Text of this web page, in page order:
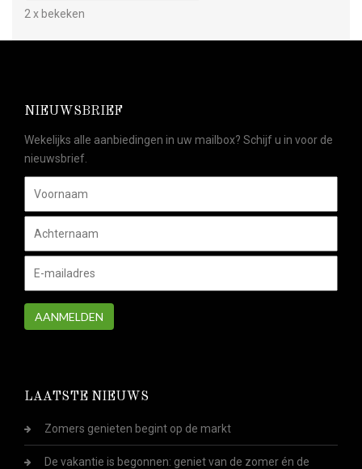
2 x bekeken
NIEUWSBRIEF
Wekelijks alle aanbiedingen in uw mailbox? Schijf u in voor de
nieuwsbrief.
AANMELDEN
LAATSTE NIEUWS
Zomers genieten begint op de markt
De vakantie is begonnen: geniet van de zomer én de